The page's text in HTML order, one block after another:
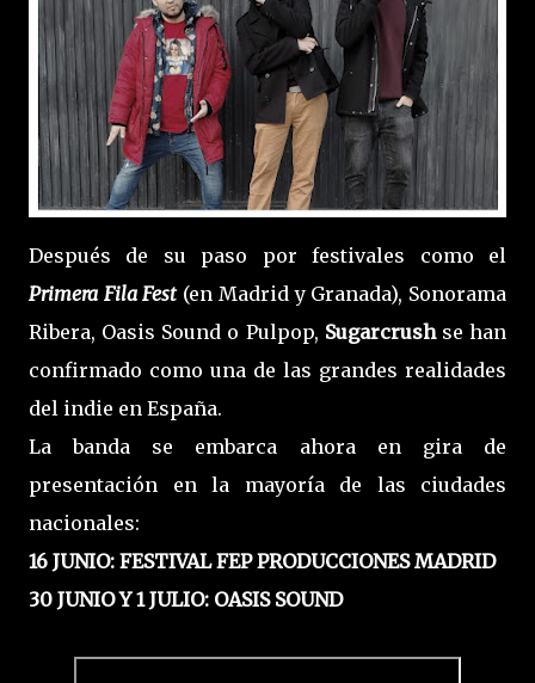
Después de su paso por festivales como el
Primera Fila Fest (en Madrid y Granada), Sonorama
Ribera, Oasis Sound o Pulpop, Sugarcrush se han
confirmado como una de las grandes realidades
del indie en España.
La banda se embarca ahora en gira de
presentación en la mayoría de las ciudades
nacionales:
16 JUNIO: FESTIVAL FEP PRODUCCIONES MADRID
30 JUNIO Y 1 JULIO: OASIS SOUND